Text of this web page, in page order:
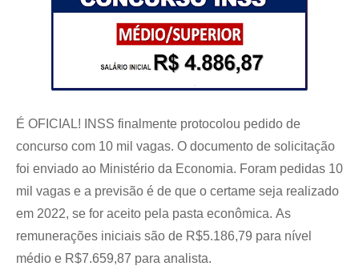
É OFICIAL! INSS finalmente protocolou pedido de
concurso com 10 mil vagas. O documento de solicitação
foi enviado ao Ministério da Economia. Foram pedidas 10
mil vagas e a previsão é de que o certame seja realizado
em 2022, se for aceito pela pasta econômica. As
remunerações iniciais são de R$5.186,79 para nível
médio e R$7.659,87 para analista.